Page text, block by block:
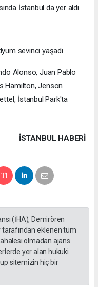
İstanbul da yer aldı.
sevinci yaşadı.
Alonso, Juan Pablo
Hamilton, Jenson
İstanbul Park'ta
İSTANBUL HABERİ
(İHA), Demirören
tarafından eklenen tüm
olmadan ajans
yer alan hukuki
sitemizin hiç bir